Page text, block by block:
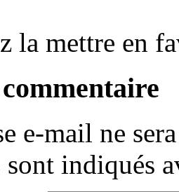
la mettre en
e-mail ne
indiqués